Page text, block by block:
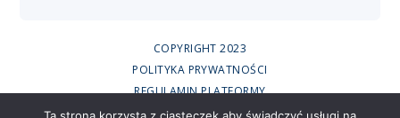
COPYRIGHT 2023
POLITYKA PRYWATNOŚCI
REGULAMIN PLATFORMY
REGULAMIN SZKOLEŃ